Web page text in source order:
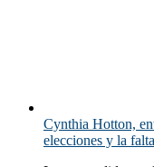
Cynthia Hotton,
elecciones y la